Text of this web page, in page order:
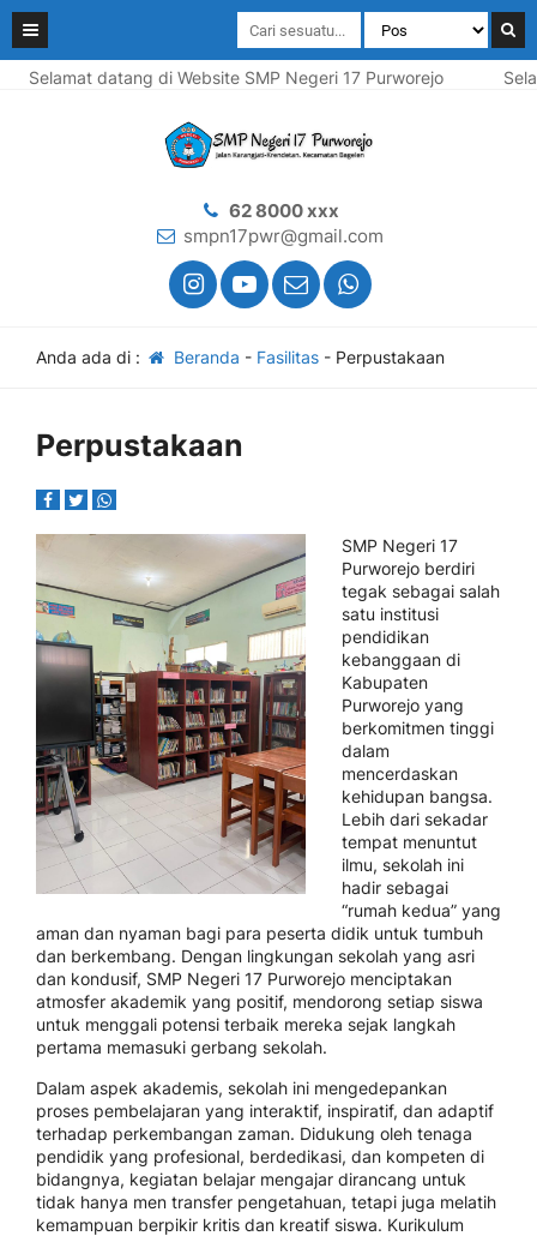
Selamat datang di Website SMP Negeri 17 Purworejo
62 8000 xxx
smpn17pwr@gmail.com
Anda ada di : Beranda - Fasilitas- Perpustakaan
Perpustakaan
SMP Negeri 17
Purworejo berdiri
tegak sebagai salah
satu institusi
pendidikan
kebanggaan di
Kabupaten
Purworejo yang
berkomitmen tinggi
dalam
mencerdaskan
kehidupan bangsa.
Lebih dari sekadar
tempat menuntut
ilmu, sekolah ini
hadir sebagai
“rumah kedua” yang
aman dan nyaman bagi para peserta didik untuk tumbuh
dan berkembang. Dengan lingkungan sekolah yang asri
dan kondusif, SMP Negeri 17 Purworejo menciptakan
atmosfer akademik yang positif, mendorong setiap siswa
untuk menggali potensi terbaik mereka sejak langkah
pertama memasuki gerbang sekolah.
Dalam aspek akademis, sekolah ini mengedepankan
proses pembelajaran yang interaktif, inspiratif, dan adaptif
terhadap perkembangan zaman. Didukung oleh tenaga
pendidik yang profesional, berdedikasi, dan kompeten di
bidangnya, kegiatan belajar mengajar dirancang untuk
tidak hanya men transfer pengetahuan, tetapi juga melatih
kemampuan berpikir kritis dan kreatif siswa. Kurikulum